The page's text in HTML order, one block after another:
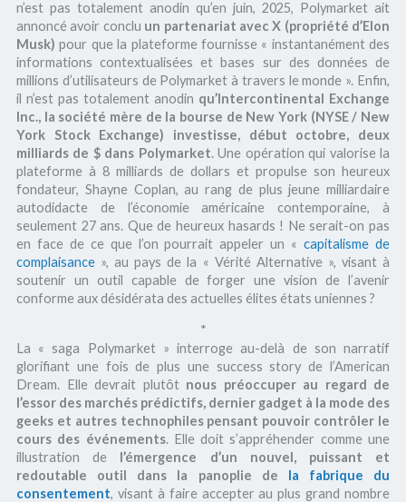
n’est pas totalement anodin qu’en juin, 2025, Polymarket ait
annoncé avoir conclu un partenariat avec X (propriété d’Elon
Musk) pour que la plateforme fournisse « instantanément des
informations contextualisées et bases sur des données de
millions d’utilisateurs de Polymarket à travers le monde ». Enfin,
il n’est pas totalement anodin qu’Intercontinental Exchange
Inc., la société mère de la bourse de New York (NYSE / New
York Stock Exchange) investisse, début octobre, deux
milliards de $ dans Polymarket. Une opération qui valorise la
plateforme à 8 milliards de dollars et propulse son heureux
fondateur, Shayne Coplan, au rang de plus jeune milliardaire
autodidacte de l’économie américaine contemporaine, à
seulement 27 ans. Que de heureux hasards ! Ne serait-on pas
en face de ce que l’on pourrait appeler un «capitalisme de
complaisance », au pays de la « Vérité Alternative », visant à
soutenir un outil capable de forger une vision de l’avenir
conforme aux désidérata des actuelles élites états uniennes ?
*
La « saga Polymarket » interroge au-delà de son narratif
glorifiant une fois de plus une success story de l’American
Dream. Elle devrait plutôt nous préoccuper au regard de
l’essor des marchés prédictifs, dernier gadget à la mode des
geeks et autres technophiles pensant pouvoir contrôler le
cours des événements. Elle doit s’appréhender comme une
illustration de l’émergence d’un nouvel, puissant et
redoutable outil dans la panoplie de la fabrique du
consentement, visant à faire accepter au plus grand nombre